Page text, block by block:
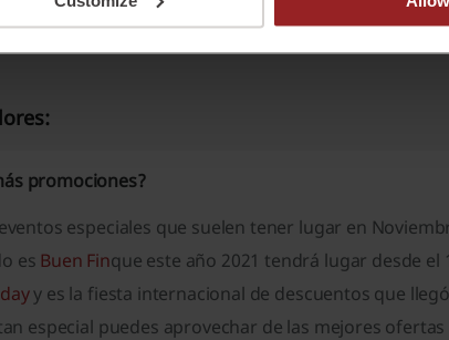
promociones?
especiales que suelen tener lugar en
es Buen Finque este año 2021 tendrá lugar desde el
y es la fiesta internacional de descuentos que
especial puedes aprovechar de las mejores